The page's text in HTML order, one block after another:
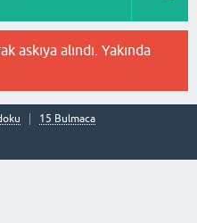
askıya alındı. Yakında
15 Bulmaca